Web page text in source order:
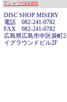
TシャツGOODS
DISC SHOP MISERY
電話 082-241-0782
FAX 082-241-0782
広島県広島市中区袋町
イグラウンドビル2F